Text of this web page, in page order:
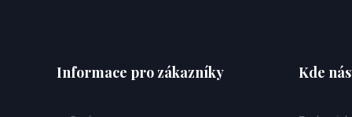
Informace pro zákazníky Kde